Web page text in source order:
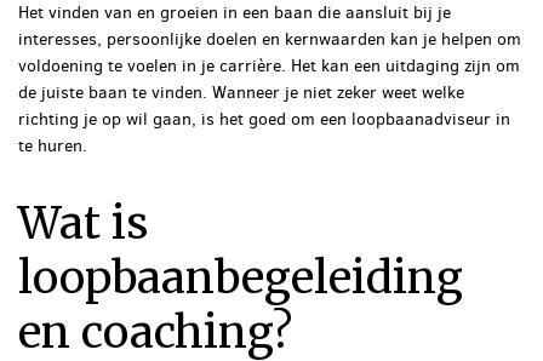
Het vinden van en groeien in een baan die aansluit bij je
interesses, persoonlijke doelen en kernwaarden kan je helpen om
voldoening te voelen in je carrière. Het kan een uitdaging zijn om
de juiste baan te vinden. Wanneer je niet zeker weet welke
richting je op wil gaan, is het goed om een loopbaanadviseur in
te huren.
Wat is
loopbaanbegeleiding
en coaching?